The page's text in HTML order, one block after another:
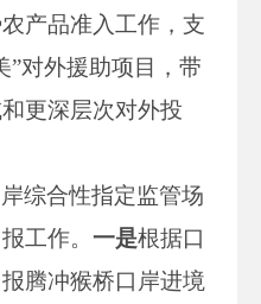
产品准入工作，支
”对外援助项目，带
更深层次对外投
综合性指定监管场
工作。 一是根据口
腾冲猴桥口岸进境